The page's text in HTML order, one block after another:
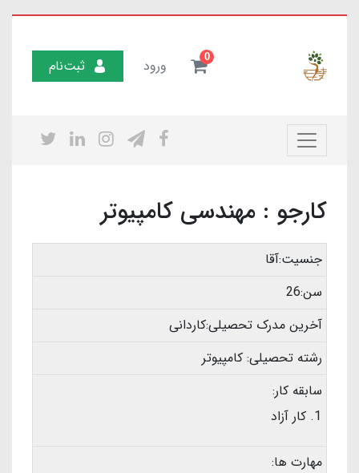
0 ورود ثبت‌نام
کارجو : مهندسی کامپیوتر
جنسیت:آقا
سن:26
آخرین مدرک تحصیلی:کاردانی
رشته تحصیلی: کامپیوتر
سابقه کار:
کار آزاد
مهارت ها: